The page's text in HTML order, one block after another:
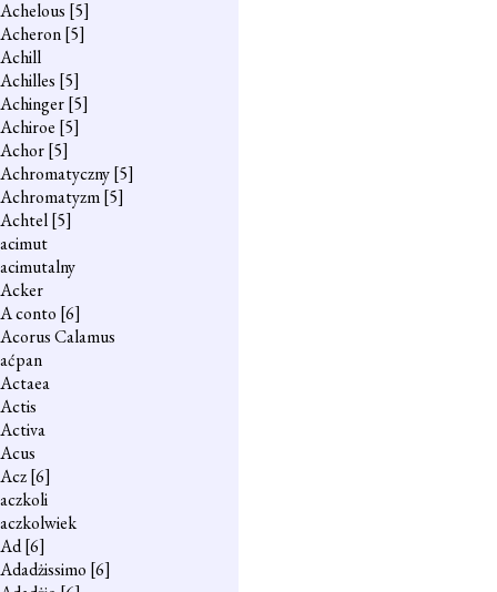
Achelous [5]
Acheron[5]
Achill
Achilles [5]
Achinger[5]
Achiroe [5]
Achor[5]
Achromatyczny[5]
Achromatyzm[5]
Achtel[5]
acimut
acimutalny
Acker
A conto [6]
Acorus Calamus
aćpan
Actaea
Actis
Activa
Acus
Acz[6]
aczkoli
aczkolwiek
Ad[6]
Adadżissimo [6]